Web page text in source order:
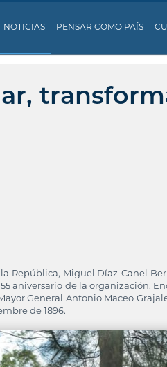
NOTICIAS PENSAR COMO PAÍS
República, Miguel Díaz-Canel
aniversario de la organización.
General Antonio Maceo
de 1896.